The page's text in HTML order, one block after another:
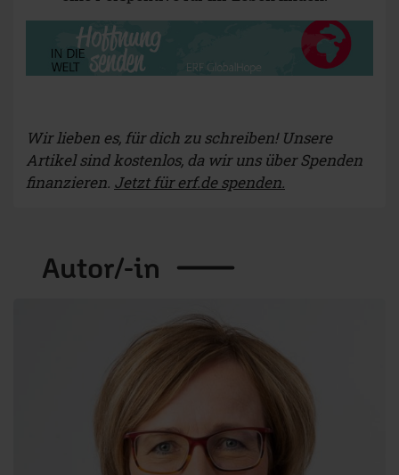
Wir lieben es, für dich zu schreiben! Unsere
Artikel sind kostenlos, da wir uns über Spenden
finanzieren. Jetzt für erf.de spenden.
Autor/-in